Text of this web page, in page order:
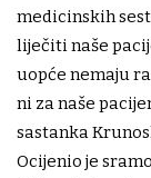
medicinskih
liječiti naše
uopće nemaju
ni za naše
sastanka
Ocijenio je